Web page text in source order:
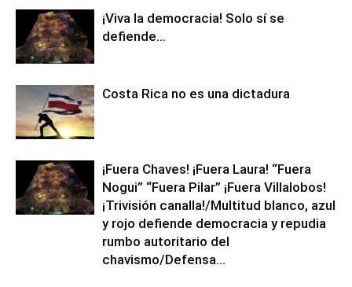
¡Viva la democracia! Solo sí se
defiende…
Costa Rica no es una dictadura
¡Fuera Chaves! ¡Fuera Laura! “Fuera
Nogui” “Fuera Pilar” ¡Fuera Villalobos!
¡Trivisión canalla!/Multitud blanco, azul
y rojo defiende democracia y repudia
rumbo autoritario del
chavismo/Defensa...